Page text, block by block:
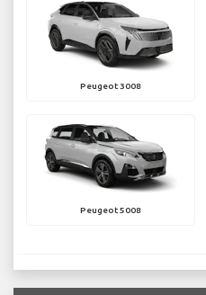
Peugeot 3008
Peugeot 5008